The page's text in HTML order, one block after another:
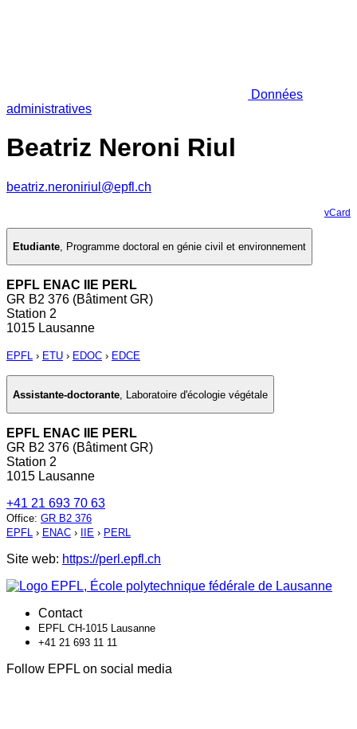
Données
administratives
Beatriz Neroni Riul
beatriz.neroniriul@epfl.ch
vCard
Etudiante, Programme doctoral en génie civil et environnement
EPFL ENAC IIE PERL
GR B2 376 (Bâtiment GR)
Station 2
1015 Lausanne
EPFL › ETU › EDOC › EDCE
Assistante-doctorante Laboratoire d'écologie végétale
EPFL ENAC IIE PERL
GR B2 376 (Bâtiment GR)
Station 2
1015 Lausanne
+41 21 693 70 63
Office: GR B2 376
EPFL › ENAC › IIE › PERL
Site web: https://perl.epfl.ch
Contact
EPFL CH-1015 Lausanne
+41 21 693 11 11
Follow EPFL on social media